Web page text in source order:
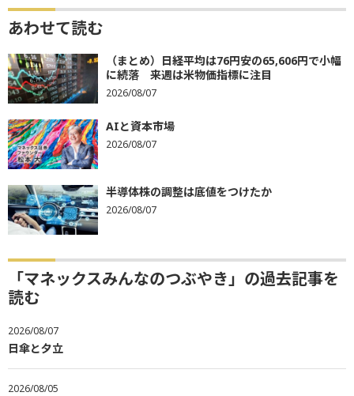
あわせて読む
（まとめ）日経平均は76円安の65,606円で小幅
に続落 来週は米物価指標に注目
2026/08/07
AIと資本市場
2026/08/07
半導体株の調整は底値をつけたか
2026/08/07
「マネックスみんなのつぶやき」の過去記事を
読む
2026/08/07
日傘と夕立
2026/08/05